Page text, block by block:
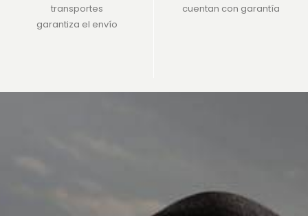
transportes
garantiza el envío
cuentan con garantía